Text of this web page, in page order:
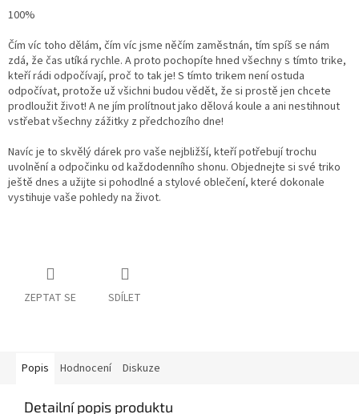
100%
Čím víc toho dělám, čím víc jsme něčím zaměstnán, tím spíš se nám
zdá, že čas utíká rychle. A proto pochopíte hned všechny s tímto trike,
kteří rádi odpočívají, proč to tak je! S tímto trikem není ostuda
odpočívat, protože už všichni budou vědět, že si prostě jen chcete
prodloužit život! A ne jím prolítnout jako dělová koule a ani nestihnout
vstřebat všechny zážitky z předchozího dne!
Navíc je to skvělý dárek pro vaše nejbližší, kteří potřebují trochu
uvolnění a odpočinku od každodenního shonu. Objednejte si své triko
ještě dnes a užijte si pohodlné a stylové oblečení, které dokonale
vystihuje vaše pohledy na život.
ZEPTAT SE SDÍLET
Popis Hodnocení Diskuze
Detailní popis produktu